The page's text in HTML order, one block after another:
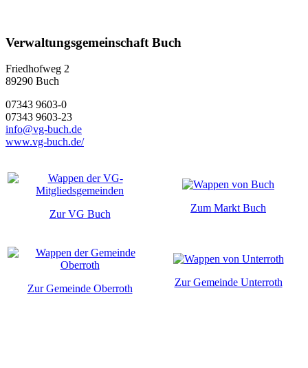
Verwaltungsgemeinschaft Buch
Friedhofweg 2
89290 Buch
07343 9603-0
07343 9603-23
info@vg-buch.de
www.vg-buch.de/
Zur VG Buch
Zum Markt Buch
Zur Gemeinde Oberroth
Zur Gemeinde Unterroth